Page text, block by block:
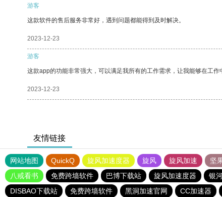
游客
这款软件的售后服务非常好，遇到问题都能得到及时解决。
2023-12-23
游客
这款app的功能非常强大，可以满足我所有的工作需求，让我能够在工作
2023-12-23
友情链接
网站地图 QuickQ 旋风加速度器 旋风 旋风加速 坚
八戒看书
免费跨墙软件 巴博下载站 旋风加速度器 银
DISBAO下载站
免费跨墙软件 黑洞加速官网 CC加速器